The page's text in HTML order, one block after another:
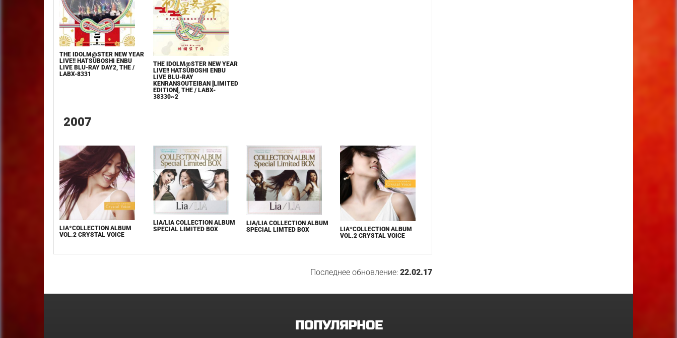
THE IDOLM@STER NEW YEAR
LIVE!! HATSUBOSHI ENBU
LIVE BLU-RAY DAY2, THE /
LABX-8331
THE IDOLM@STER NEW YEAR
LIVE!! HATSUBOSHI ENBU
LIVE BLU-RAY
KENRANSOUTEIBAN [LIMITED
EDITION], THE / LABX-
38330~2
2007
LIA*COLLECTION ALBUM
VOL.2 CRYSTAL VOICE
LIA/LIA COLLECTION ALBUM
SPECIAL LIMITED BOX
LIA/LIA COLLECTION ALBUM
SPECIAL LIMTED BOX
LIA*COLLECTION ALBUM
VOL.2 CRYSTAL VOICE
Последнее обновление: 22.02.17
ПОПУЛЯРНОЕ